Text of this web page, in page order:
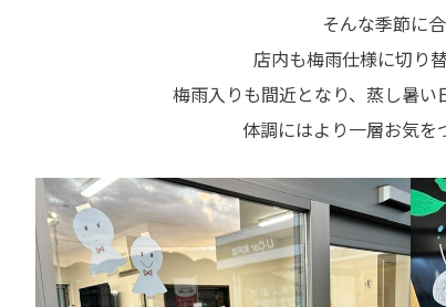
そんな季節に
店内も梅雨仕様に切り
梅雨入りも間近となり、蒸し暑い
体調にはより一層お気を